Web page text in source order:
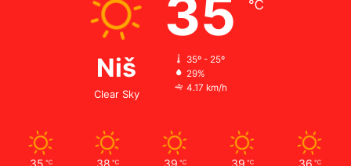
Niš
Clear Sky
35 ℃
35º - 25º
29%
4.17 km/h
35 ℃ 38 ℃ 39 ℃ 39 ℃ 36 ℃